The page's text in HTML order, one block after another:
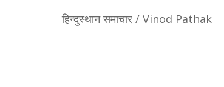
हिन्दुस्थान समाचार / Vinod Pathak